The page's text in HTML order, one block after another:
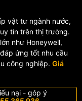
vật tư ngành nước,
tín trên thị trường.
như Honeywell,
ứng tốt nhu cầu
công nghiệp. Giá
nại - góp ý